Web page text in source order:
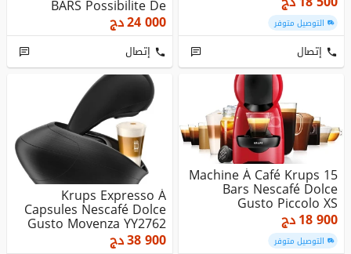
التوصيل متوفر
إتصال
BARS Possibilite De
Facturation
24 000دج
إتصال
Machine À Café Krups 15
Bars Nescafé Dolce
Gusto Piccolo XS
Rouge,KP1A...
18 900دج
التوصيل متوفر
Krups Expresso À
Capsules Nescafé Dolce
Gusto Movenza YY2762
38 900دج